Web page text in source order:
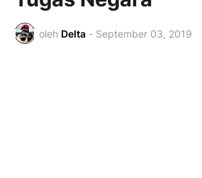
oleh Delta - September 03, 2019